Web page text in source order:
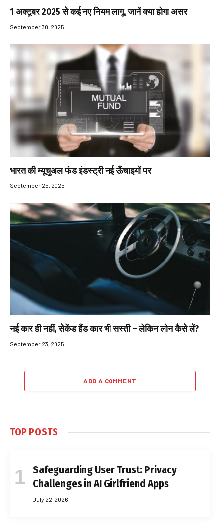
1 अक्टूबर 2025 से कई नए नियम लागू, जानें क्या होगा असर
September 30, 2025
भारत की म्यूचुअल फंड इंडस्ट्री नई ऊँचाइयों पर
September 25, 2025
नई कार ही नहीं, सेकेंड हैंड कार भी सस्ती – लेकिन लोन कैसे लें?
September 23, 2025
ADD A COMMENT
TOP POSTS
Safeguarding User Trust: Privacy
Challenges in AI Girlfriend Apps
July 22, 2026